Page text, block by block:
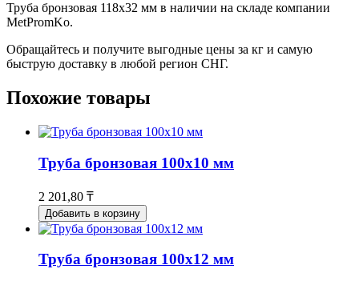
Труба бронзовая 118x32 мм в наличии на складе компании
MetPromKo.
Обращайтесь и получите выгодные цены за кг и самую
быструю доставку в любой регион СНГ.
Похожие товары
Труба бронзовая 100x10 мм
2 201,80 ₸
Добавить в корзину
Труба бронзовая 100x12 мм